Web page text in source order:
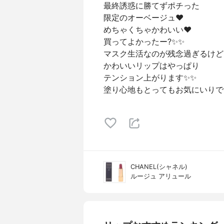
最終誘惑に勝てずポチった
限定のオーベージュ❤️
めちゃくちゃかわいい❤️
買ってよかったー?✨✨
マスク生活なのが残念過ぎるけど
かわいいリップはやっぱり
テンション上がります✨✨
塗り心地もとってもお気にいり
CHANEL(シャネル)
ルージュ アリュール